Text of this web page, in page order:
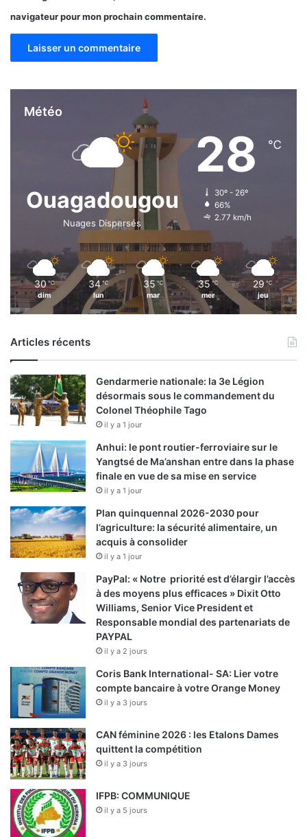
b
r
a
i
M
navigateur pour mon prochain commentaire.
Météo
Ouagadougou
Nuages Dispersés
28 ℃
30º - 26º
66%
2.77 km/h
30 ℃
dim
34 ℃
lun
35 ℃
mar
35 ℃
mer
29 ℃
jeu
Articles récents
Gendarmerie nationale: la 3e Légion
désormais sous le commandement du
Colonel Théophile Tago
il y a 1 jour
Anhui: le pont routier-ferroviaire sur le
Yangtsé de Ma’anshan entre dans la phase
finale en vue de sa mise en service
il y a 1 jour
Plan quinquennal 2026-2030 pour
l’agriculture: la sécurité alimentaire, un
acquis à consolider
il y a 1 jour
PayPal: « Notre priorité est d’élargir l’accès
à des moyens plus efficaces » Dixit Otto
Williams, Senior Vice President et
Responsable mondial des partenariats de
PAYPAL
il y a 2 jours
Coris Bank International- SA: Lier votre
compte bancaire à votre Orange Money
il y a 3 jours
CAN féminine 2026 : les Etalons Dames
quittent la compétition
il y a 3 jours
IFPB: COMMUNIQUE
il y a 5 jours